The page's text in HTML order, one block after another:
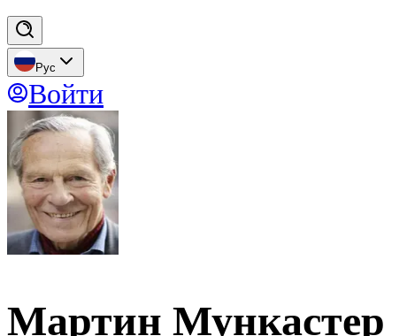
Рус
Войти
Мартин Мункастер